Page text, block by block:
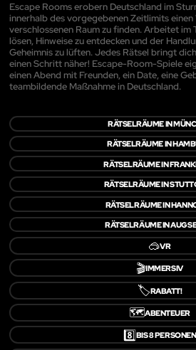
Escape Rooms erobern Deutschland im
innerhalb des vorgegebenen Zeitlimits einen
verschlossenen Raum zu finden. Arbeitet im
lösen, Hinweise zu entdecken und der
Geheimnis zu lüften. Jedes Rätsel bringt
einen Schritt näher! Escape-Room-Spiele
einen Abend mit Freunden, ein Date, eine
teambildende Maßnahme in Deutschland.
RÄTSELRÄUME IN
RÄTSELRÄUME IN
RÄTSELRÄUME IN
RÄTSELRÄUME IN
RÄTSELRÄUME IN
RÄTSELRÄUME IN
🥽VR
🎬IMMERSIV
🏷️RABATT!
🗺️ABENTEUER
8️⃣BIS 8 PERSONEN